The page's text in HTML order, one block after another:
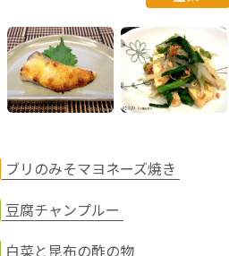
ブリのみそマヨネーズ焼き
豆腐チャンプルー
白菜と昆布の酢の物